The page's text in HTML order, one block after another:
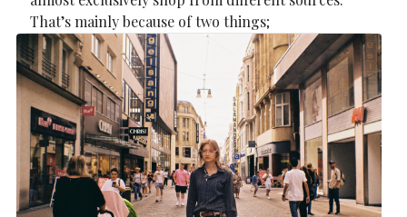
That’s mainly because of two things;